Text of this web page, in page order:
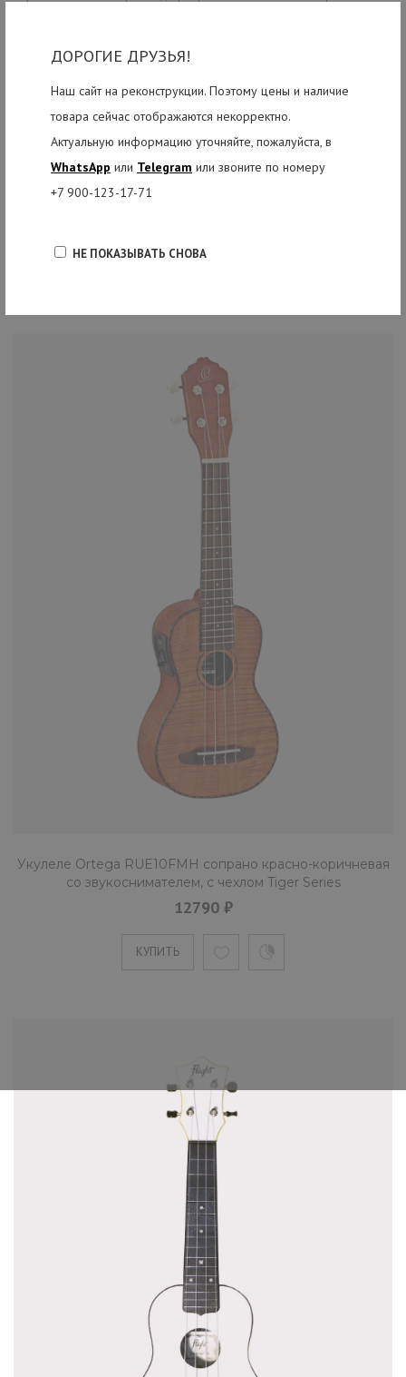
ДОРОГИЕ ДРУЗЬЯ!
Наш сайт на реконструкции. Поэтому цены и наличие
товара сейчас отображаются некорректно.
Актуальную информацию уточняйте, пожалуйста, в
WhatsApp или Telegram или звоните по номеру
+7 900-123-17-71
НЕ ПОКАЗЫВАТЬ СНОВА
выступлениях и освоении новых красивых аккордов и мелодий
укулеле.
Перед отправкой наш опытный мастер подготовит инструмент для
вас: проверит, отрегулирует и все настроит.
Укулеле Ortega RUE10FMH сопрано красно-коричневая
со звукоснимателем, с чехлом Tiger Series
12790 ₽
КУПИТЬ